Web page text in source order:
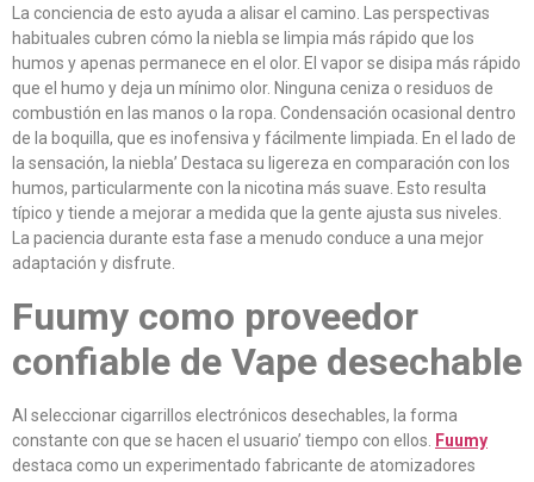
La conciencia de esto ayuda a alisar el camino. Las perspectivas
habituales cubren cómo la niebla se limpia más rápido que los
humos y apenas permanece en el olor. El vapor se disipa más rápido
que el humo y deja un mínimo olor. Ninguna ceniza o residuos de
combustión en las manos o la ropa. Condensación ocasional dentro
de la boquilla, que es inofensiva y fácilmente limpiada. En el lado de
la sensación, la niebla’ Destaca su ligereza en comparación con los
humos, particularmente con la nicotina más suave. Esto resulta
típico y tiende a mejorar a medida que la gente ajusta sus niveles.
La paciencia durante esta fase a menudo conduce a una mejor
adaptación y disfrute.
Fuumy como proveedor
confiable de Vape desechable
Al seleccionar cigarrillos electrónicos desechables, la forma
constante con que se hacen el usuario’ tiempo con ellos.
Fuumy
destaca como un experimentado fabricante de atomizadores